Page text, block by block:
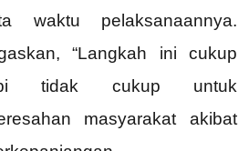
waktu pelaksanaannya.
“Langkah ini cukup
tidak cukup untuk
masyarakat akibat